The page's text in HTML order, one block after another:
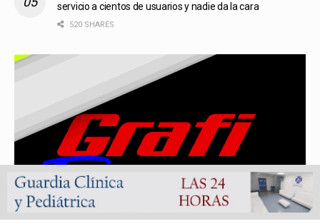
servicio a cientos de usuarios y nadie da la cara
520 SHARES